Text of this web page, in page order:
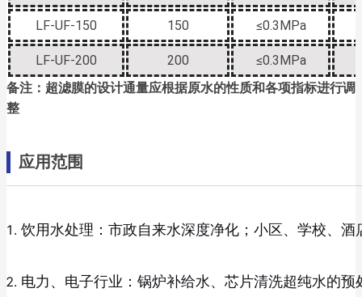
LF-UF-150 150 ≤0.3MPa
LF-UF-200 200 ≤0.3MPa
备注：超滤膜的设计通量应根据原水的性质和各项指标进行调
整
应用范围
饮用水处理：市政自来水深度净化；小区、学校、
电力、电子行业：锅炉补给水、芯片清洗超纯水的预